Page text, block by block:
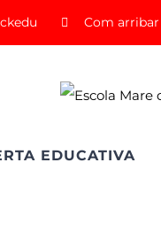
Com arribar
EDUCATIVA